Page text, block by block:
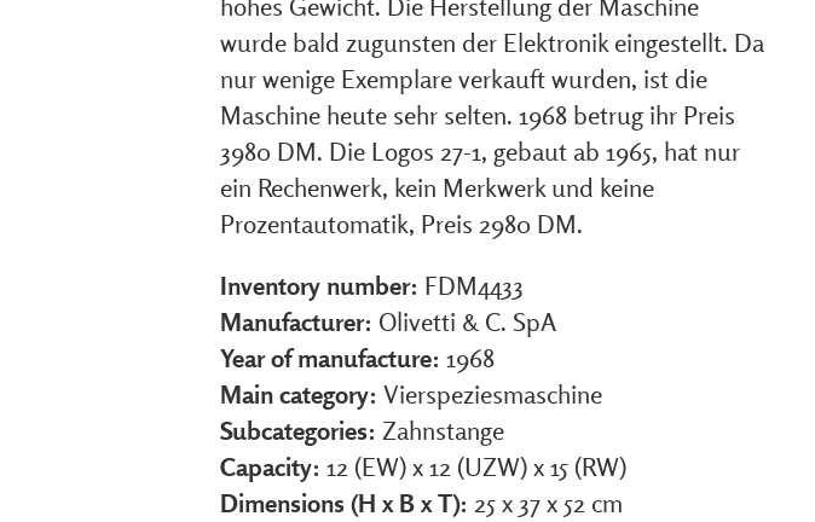
wurde bald zugunsten der Elektronik eingestellt. Da
nur wenige Exemplare verkauft wurden, ist die
Maschine heute sehr selten. 1968 betrug ihr Preis
3980 DM. Die Logos 27-1, gebaut ab 1965, hat nur
ein Rechenwerk, kein Merkwerk und keine
Prozentautomatik, Preis 2980 DM.
Inventory number: FDM4433
Manufacturer: Olivetti & C. SpA
Year of manufacture: 1968
Main category: Vierspeziesmaschine
Subcategories: Zahnstange
Capacity: 12 (EW) x 12 (UZW) x 15 (RW)
Dimensions (H x B x T): 25 x 37 x 52 cm